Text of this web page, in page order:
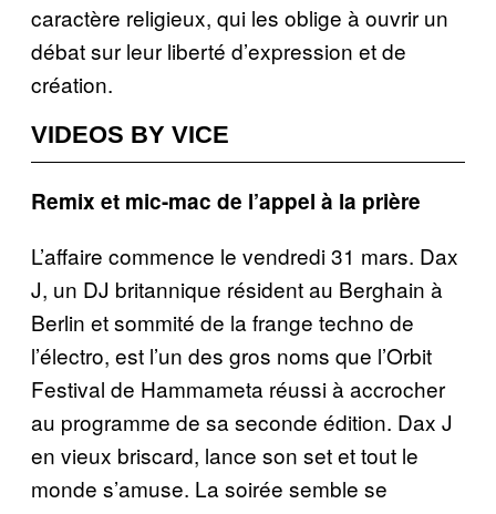
caractère religieux, qui les oblige à ouvrir un
débat sur leur liberté d’expression et de
création.
VIDEOS BY VICE
Remix et mic-mac de l’appel à la prière
L’affaire commence le vendredi 31 mars. Dax
J, un DJ britannique résident au Berghain à
Berlin et sommité de la frange techno de
l’électro, est l’un des gros noms que l’Orbit
Festival de Hammameta réussi à accrocher
au programme de sa seconde édition. Dax J
en vieux briscard, lance son set et tout le
monde s’amuse. La soirée semble se